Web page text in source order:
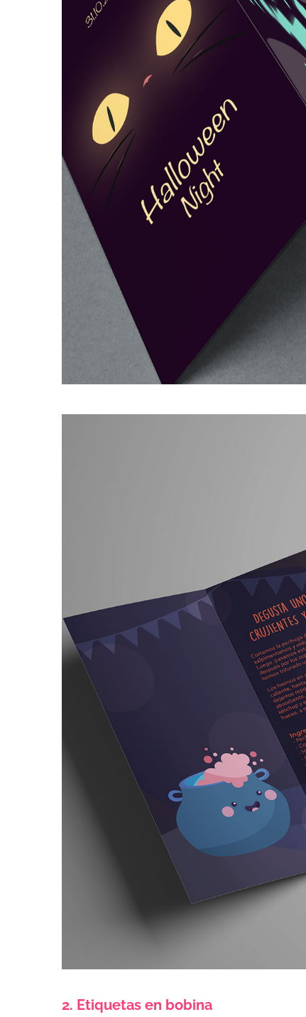
2. Etiquetas en bobina